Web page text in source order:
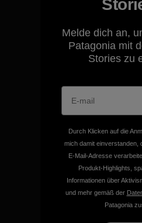
Unser
Wir
Besuche
Melde dich an,
Patagonia mit
Stories zu
Durch Klicken auf die
mich damit einverstanden,
E-Mail-Adresse
Produkt-Highlights,
Informationen über
und mehr gemäß der
Patagonia